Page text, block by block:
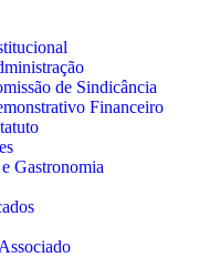
de Sindicância
Financeiro
Gastronomia